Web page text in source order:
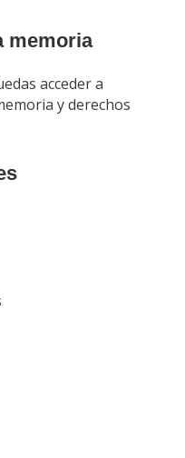
acceder a
y derechos